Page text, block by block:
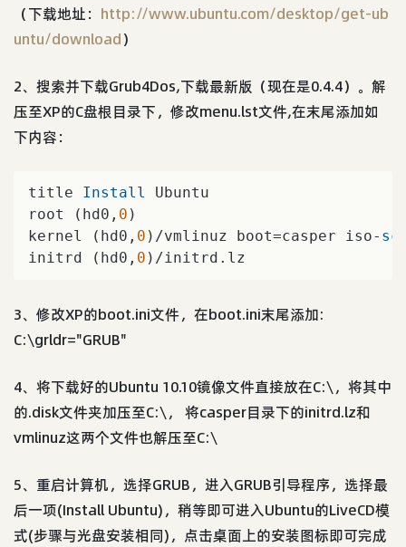
（下载地址： http://www.ubuntu.com/desktop/get-ub
untu/download）
2、搜索并下载Grub4Dos,下载最新版（现在是0.4.4）。解
压至XP的C盘根目录下，修改menu.lst文件,在末尾添加如
下内容：
title Install
Ubuntu
root (hd0, 0 )
kernel (hd0, 0 )/vmlinuz boot=casper iso-
initrd (hd0, 0 )/initrd.lz
3、修改XP的boot.ini文件，在boot.ini末尾添加:
C:\grldr="GRUB"
4、将下载好的Ubuntu 10.10镜像文件直接放在C:\，将其中
的.disk文件夹加压至C:\， 将casper目录下的initrd.lz和
vmlinuz这两个文件也解压至C:\
5、重启计算机，选择GRUB，进入GRUB引导程序，选择最
后一项(Install Ubuntu)，稍等即可进入Ubuntu的LiveCD模
式(步骤与光盘安装相同)，点击桌面上的安装图标即可完成